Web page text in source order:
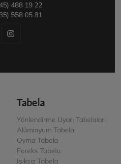
Tabela
Yönlendirme Uyarı Tabelaları
Alüminyum Tabela
Oyma Tabela
Foreks Tabela
Işıksız Tabela
488 19 22
558 05 81